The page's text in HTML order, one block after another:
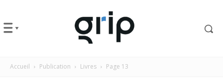
Accueil Publication Livres Page 13